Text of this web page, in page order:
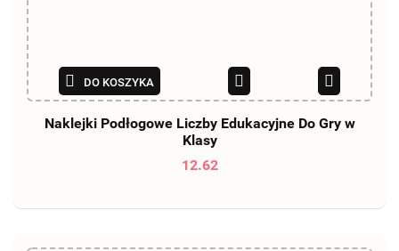
DO KOSZYKA
Naklejki Podłogowe Liczby Edukacyjne Do Gry w
Klasy
12.62